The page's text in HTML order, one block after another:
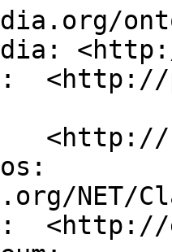
<http://
NET/
<http://